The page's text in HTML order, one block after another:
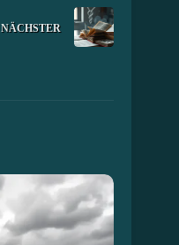
NÄCHSTER